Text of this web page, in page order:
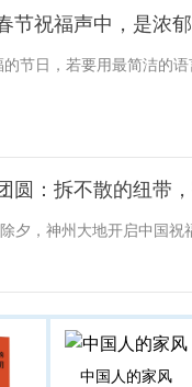
节祝福声中，是浓
节日，若要用最简洁的
圆：拆不散的纽带
夕，神州大地开启中国祝
中国人的家风